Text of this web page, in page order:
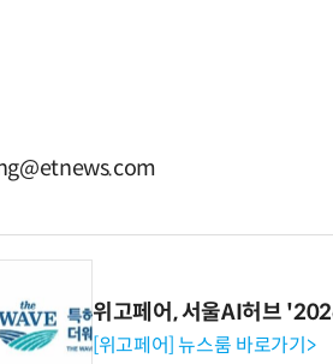
위고페어, 서울AI허브
[위고페어] 뉴스룸 바로가기>